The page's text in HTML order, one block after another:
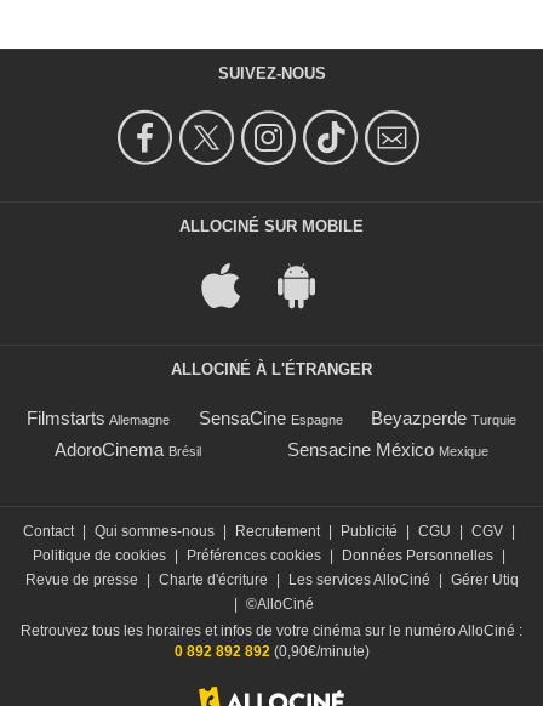
SUIVEZ-NOUS
ALLOCINÉ SUR MOBILE
ALLOCINÉ À L'ÉTRANGER
Filmstarts Allemagne SensaCine Espagne Beyazperde Turquie
AdoroCinema Brésil Sensacine México Mexique
Contact | Qui sommes-nous | Recrutement | Publicité | CGU | CGV |
Politique de cookies | Préférences cookies | Données Personnelles |
Revue de presse
| Charte d'écriture | Les services AlloCiné | Gérer Utiq
| ©AlloCiné
Retrouvez tous les horaires et infos de votre cinéma sur le numéro AlloCiné :
0 892 892 892(0,90€/minute)